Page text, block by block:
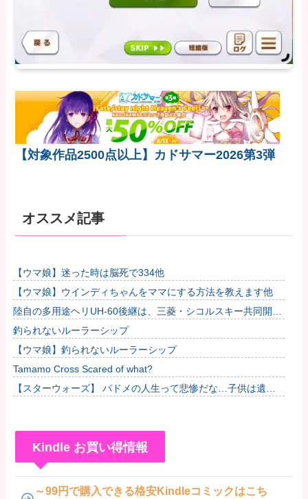
【対象作品2500点以上】カドサマー2026第3弾
オススメ記事
【ウマ娘】迷った時は脳死で334他
【ウマ娘】ウインディちゃんをママにする方法を教えます他
陸自の多用途ヘリUH-60後継は、三菱・シコルスキー共同開発
に？！
釣られないルーラーシップ
【ウマ娘】釣られないルーラーシップ
Tamamo Cross Scared of what?
【スターウォーズ】 パドメの人生って悲惨だな…子供は遺せ
Kindle お買い得情報
～99円で購入できる格安Kindleコミックはこち